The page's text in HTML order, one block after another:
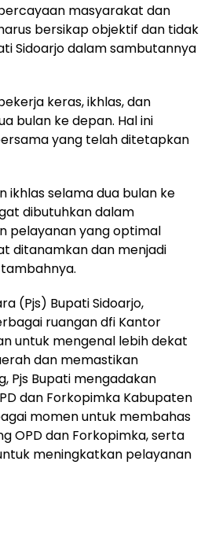
masyarakat dan
bersikap objektif dan tidak
Sidoarjo dalam sambutannya
keras, ikhlas, dan
bulan ke depan. Hal ini
yang telah ditetapkan
ikhlas selama dua bulan ke
dibutuhkan dalam
pelayanan yang optimal
ditanamkan dan menjadi
tambahnya.
(Pjs) Bupati Sidoarjo,
ruangan dfi Kantor
untuk mengenal lebih dekat
dan memastikan
Pjs Bupati mengadakan
dan Forkopimka Kabupaten
momen untuk membahas
OPD dan Forkopimka, serta
meningkatkan pelayanan